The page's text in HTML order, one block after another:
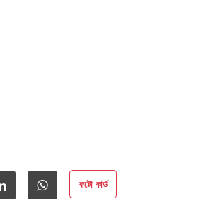
ফটো কার্ড